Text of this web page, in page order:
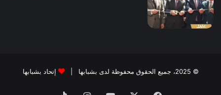
© 2025، جميع الحقوق محفوظة لدى بشبابها | إتحاد بشبابها